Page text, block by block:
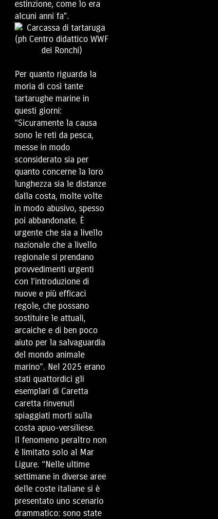
estinzione, come lo era
alcuni anni fa”.
Per quanto riguarda la
moria di così tante
tartarughe marine in
questi giorni:
“Sicuramente la causa
sono le reti da pesca,
messe in modo
sconsiderato sia per
quanto concerne la loro
lunghezza sia le distanze
dalla costa, molte volte
in modo abusivo, spesso
poi abbandonate. È
urgente che sia a livello
nazionale che a livello
regionale si prendano
provvedimenti urgenti
con l’introduzione di
nuove e più efficaci
regole, che possano
sostituire le attuali,
arcaiche e di ben poco
aiuto per la salvaguardia
del mondo animale
marino”. Nel 2025 erano
stati quattordici gli
esemplari di Caretta
caretta rinvenuti
spiaggiati morti sulla
costa apuo-versiliese.
Il fenomeno peraltro non
è limitato solo al Mar
Ligure. “Nelle ultime
settimane in diverse aree
delle coste italiane si è
presentato uno scenario
drammatico: sono state